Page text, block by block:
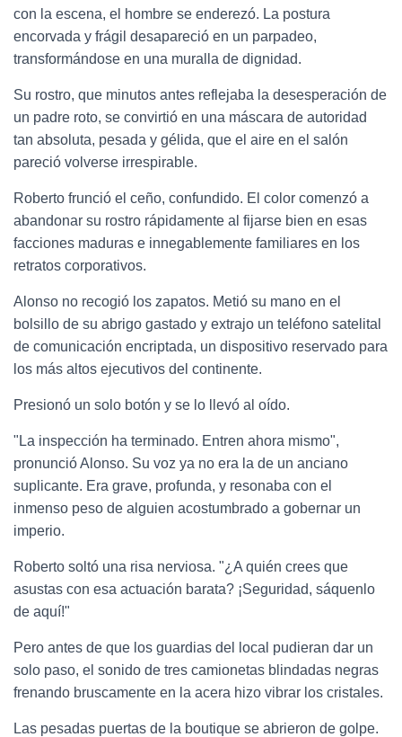
con la escena, el hombre se enderezó. La postura
encorvada y frágil desapareció en un parpadeo,
transformándose en una muralla de dignidad.
Su rostro, que minutos antes reflejaba la desesperación de
un padre roto, se convirtió en una máscara de autoridad
tan absoluta, pesada y gélida, que el aire en el salón
pareció volverse irrespirable.
Roberto frunció el ceño, confundido. El color comenzó a
abandonar su rostro rápidamente al fijarse bien en esas
facciones maduras e innegablemente familiares en los
retratos corporativos.
Alonso no recogió los zapatos. Metió su mano en el
bolsillo de su abrigo gastado y extrajo un teléfono satelital
de comunicación encriptada, un dispositivo reservado para
los más altos ejecutivos del continente.
Presionó un solo botón y se lo llevó al oído.
"La inspección ha terminado. Entren ahora mismo",
pronunció Alonso. Su voz ya no era la de un anciano
suplicante. Era grave, profunda, y resonaba con el
inmenso peso de alguien acostumbrado a gobernar un
imperio.
Roberto soltó una risa nerviosa. "¿A quién crees que
asustas con esa actuación barata? ¡Seguridad, sáquenlo
de aquí!"
Pero antes de que los guardias del local pudieran dar un
solo paso, el sonido de tres camionetas blindadas negras
frenando bruscamente en la acera hizo vibrar los cristales.
Las pesadas puertas de la boutique se abrieron de golpe.